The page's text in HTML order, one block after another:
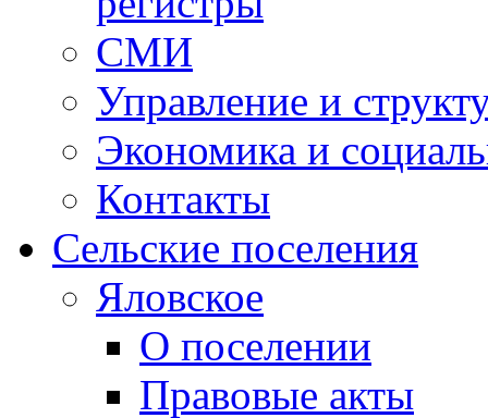
СМИ
Управление и
Экономика и
Контакты
Сельские поселения
Яловское
О поселении
Правовые акты